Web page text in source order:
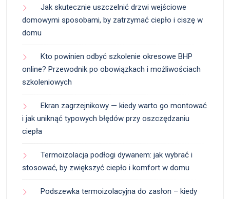
Jak skutecznie uszczelnić drzwi wejściowe
domowymi sposobami, by zatrzymać ciepło i ciszę w
domu
Kto powinien odbyć szkolenie okresowe BHP
online? Przewodnik po obowiązkach i możliwościach
szkoleniowych
Ekran zagrzejnikowy — kiedy warto go montować
i jak uniknąć typowych błędów przy oszczędzaniu
ciepła
Termoizolacja podłogi dywanem: jak wybrać i
stosować, by zwiększyć ciepło i komfort w domu
Podszewka termoizolacyjna do zasłon – kiedy